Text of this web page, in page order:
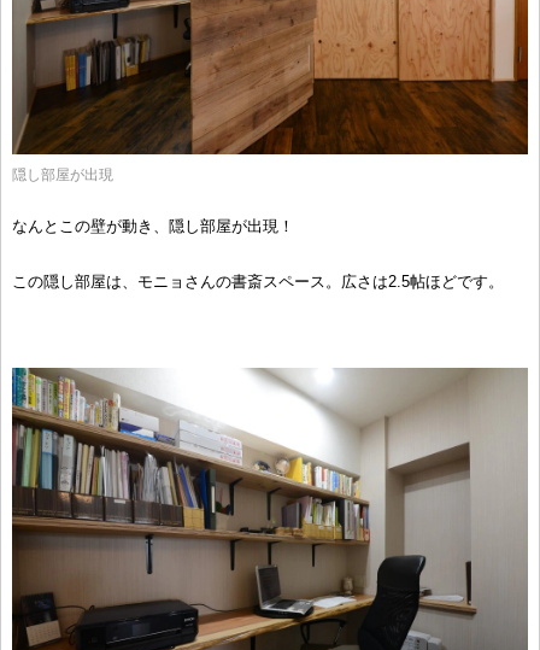
隠し部屋が出現
なんとこの壁が動き、隠し部屋が出現！
この隠し部屋は、モニョさんの書斎スペース。広さは2.5帖ほどです。